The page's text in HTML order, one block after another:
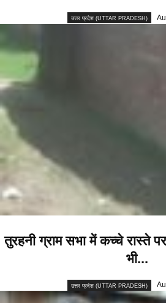
उत्तर प्रदेश (UTTAR PRADESH)
तुरहनी ग्राम सभा में कच्चे रास्ते
भी...
उत्तर प्रदेश (UTTAR PRADESH)